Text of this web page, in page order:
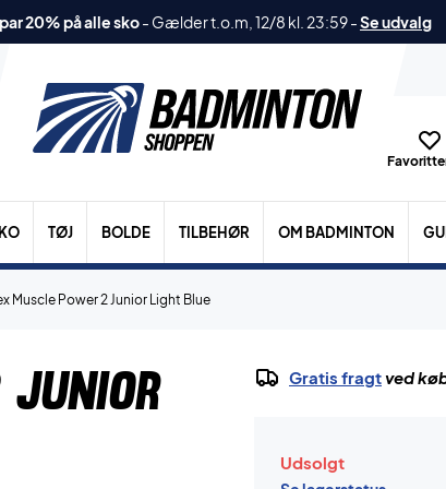
20% på alle sko- Gælder t.o.m, 12/8 kl. 23:59-Se udvalg
TØJ BOLDE TILBEHØR OM BADMINTON
Muscle Power 2 Junior Light Blue
Junior
Gratis fragtved
Udsolgt